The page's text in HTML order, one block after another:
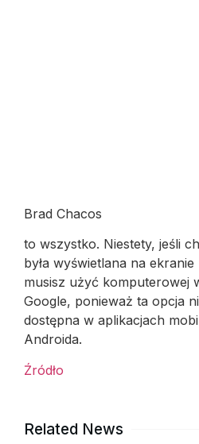
Brad Chacos
to wszystko. Niestety, jeśli
była wyświetlana na
musisz użyć komputerowej
Google, ponieważ ta opcja
dostępna w aplikacjach
Androida.
Źródło
Related News